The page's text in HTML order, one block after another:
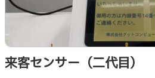
来客センサー（二代目）